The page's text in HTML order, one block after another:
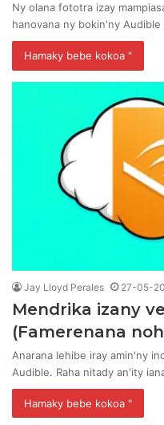
Ny olana fototra izay
hanovana ny bokin'ny
Hamaky bebe kokoa "
Jay Lloyd Perales 27-05-
Mendrika izany
(Famerenana
Anarana lehibe iray amin'ny
Audible. Raha nitady an'ity
Hamaky bebe kokoa "